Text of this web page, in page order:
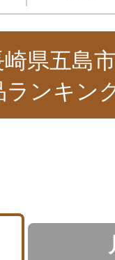
崎県五島
ランキン